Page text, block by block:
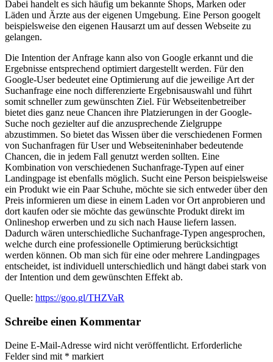
Dabei handelt es sich häufig um bekannte Shops, Marken oder
Läden und Ärzte aus der eigenen Umgebung. Eine Person googelt
beispielsweise den eigenen Hausarzt um auf dessen Webseite zu
gelangen.
Die Intention der Anfrage kann also von Google erkannt und die
Ergebnisse entsprechend optimiert dargestellt werden. Für den
Google-User bedeutet eine Optimierung auf die jeweilige Art der
Suchanfrage eine noch differenzierte Ergebnisauswahl und führt
somit schneller zum gewünschten Ziel. Für Webseitenbetreiber
bietet dies ganz neue Chancen ihre Platzierungen in der Google-
Suche noch gezielter auf die anzusprechende Zielgruppe
abzustimmen. So bietet das Wissen über die verschiedenen Formen
von Suchanfragen für User und Webseiteninhaber bedeutende
Chancen, die in jedem Fall genutzt werden sollten. Eine
Kombination von verschiedenen Suchanfrage-Typen auf einer
Landingpage ist ebenfalls möglich. Sucht eine Person beispielsweise
ein Produkt wie ein Paar Schuhe, möchte sie sich entweder über den
Preis informieren um diese in einem Laden vor Ort anprobieren und
dort kaufen oder sie möchte das gewünschte Produkt direkt im
Onlineshop erwerben und zu sich nach Hause liefern lassen.
Dadurch wären unterschiedliche Suchanfrage-Typen angesprochen,
welche durch eine professionelle Optimierung berücksichtigt
werden können. Ob man sich für eine oder mehrere Landingpages
entscheidet, ist individuell unterschiedlich und hängt dabei stark von
der Intention und dem gewünschten Effekt ab.
Quelle: https://goo.gl/THZVaR
Schreibe einen Kommentar
Deine E-Mail-Adresse wird nicht veröffentlicht. Erforderliche
Felder sind mit * markiert